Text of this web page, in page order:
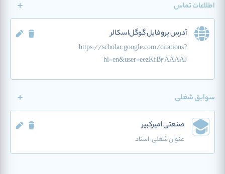
اطلاعات تماس
آدرس پروفایل گوگل‌اسکالر
https://scholar.google.com/citations?
hl=en&user=eezKfB4AAAAJ
سوابق شغلی
صنعتی امیرکبیر
عنوان شغلی:استاد